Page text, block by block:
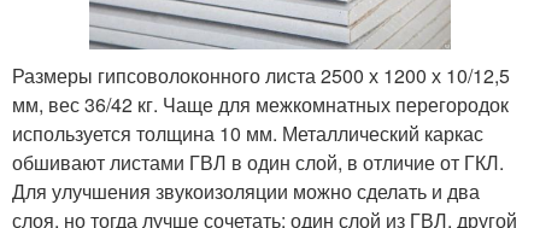
Размеры гипсоволоконного листа 2500 х 1200 х 10/12,5
мм, вес 36/42 кг. Чаще для межкомнатных перегородок
используется толщина 10 мм. Металлический каркас
обшивают листами ГВЛ в один слой, в отличие от ГКЛ.
Для улучшения звукоизоляции можно сделать и два
слоя, но тогда лучше сочетать: один слой из ГВЛ, другой